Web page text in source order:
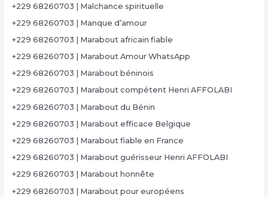
+229 68260703 | Malchance spirituelle
+229 68260703 | Manque d’amour
+229 68260703 | Marabout africain fiable
+229 68260703 | Marabout Amour WhatsApp
+229 68260703 | Marabout béninois
+229 68260703 | Marabout compétent Henri AFFOLABI
+229 68260703 | Marabout du Bénin
+229 68260703 | Marabout efficace Belgique
+229 68260703 | Marabout fiable en France
+229 68260703 | Marabout guérisseur Henri AFFOLABI
+229 68260703 | Marabout honnête
+229 68260703 | Marabout pour européens